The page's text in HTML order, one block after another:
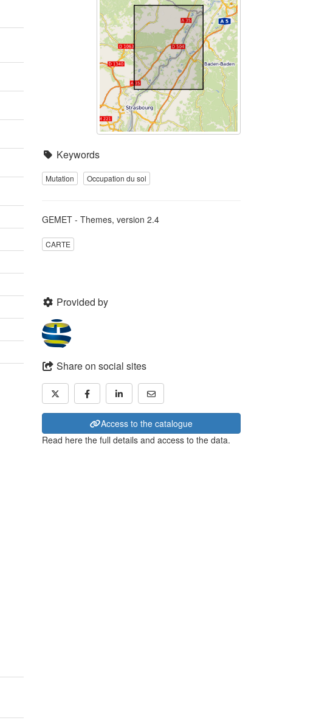
Keywords
Mutation Occupation du sol
GEMET - Themes, version 2.4
CARTE
Provided by
Share on social sites
Access to the catalogue
Read here the full details and access to the data.